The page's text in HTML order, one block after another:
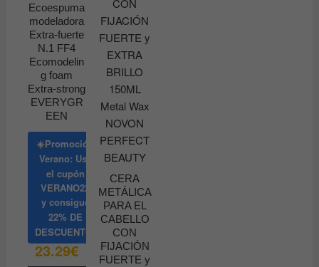
Ecoespuma
modeladora
Extra-fuerte
N.1 FF4
Ecomodelin
g foam
Extra-strong
EVERYGR
EEN
☀️Promoción
Verano: Usa
el cupón
VERANO22
y consigue
22% DE
DESCUENTO
23.29€
CERA
METÁLICA
PARA EL
CABELLO
CON
FIJACIÓN
FUERTE y